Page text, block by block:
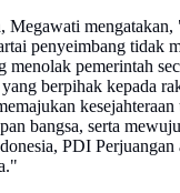
Megawati
penyeimbang tidak
menolak pemerintah
berpihak kepada
kesejahteraan
bangsa, serta
PDI Perjuangan